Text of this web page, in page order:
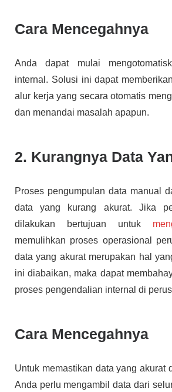
Cara Mencegahnya
Anda dapat mulai
internal. Solusi ini dapat
alur kerja yang secara otomatis
dan menandai masalah apapun.
2. Kurangnya Data
Proses pengumpulan data manual
data yang kurang akurat. Jika
dilakukan bertujuan untuk
memulihkan proses operasional
data yang akurat merupakan hal
ini diabaikan, maka dapat
proses pengendalian internal di
Cara Mencegahnya
Untuk memastikan data yang akurat
Anda perlu mengambil data dari